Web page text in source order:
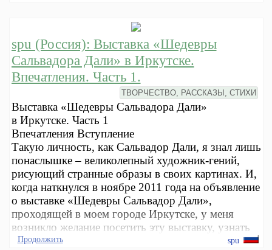
spu (Россия): Выставка «Шедевры
Сальвадора Дали» в Иркутске.
Впечатления. Часть 1.
ТВОРЧЕСТВО, РАССКАЗЫ, СТИХИ
Выставка «Шедевры Сальвадора Дали»
в Иркутске. Часть 1
Впечатления Вступление
Такую личность, как Сальвадор Дали, я знал лишь
понаслышке – великолепный художник-гений,
рисующий странные образы в своих картинах. И,
когда наткнулся в ноябре 2011 года на объявление
о выставке «Шедевры Сальвадор Дали»,
проходящей в моем городе Иркутске, у меня
возникло желание посетить эту выставку, узнать
Продолжить spu